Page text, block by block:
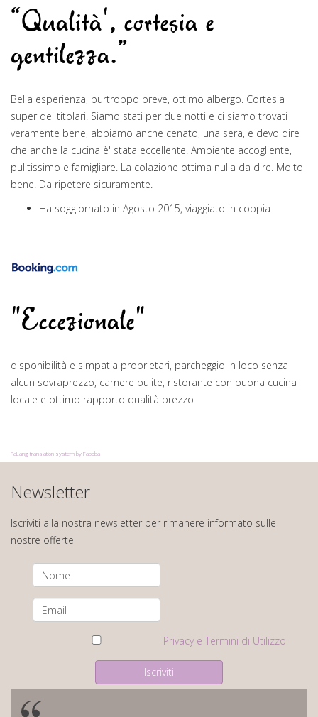
“Qualità', cortesia e
gentilezza.”
Bella esperienza, purtroppo breve, ottimo albergo. Cortesia
super dei titolari. Siamo stati per due notti e ci siamo trovati
veramente bene, abbiamo anche cenato, una sera, e devo dire
che anche la cucina è' stata eccellente. Ambiente accogliente,
pulitissimo e famigliare. La colazione ottima nulla da dire. Molto
bene. Da ripetere sicuramente.
Ha soggiornato in Agosto 2015, viaggiato in coppia
"Eccezionale"
disponibilità e simpatia proprietari, parcheggio in loco senza
alcun sovraprezzo, camere pulite, ristorante con buona cucina
locale e ottimo rapporto qualità prezzo
FaLang translation system by Faboba
Newsletter
Iscriviti alla nostra newsletter per rimanere informato sulle
nostre offerte
Privacy e Termini di Utilizzo